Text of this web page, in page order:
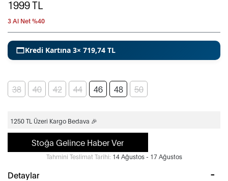
1999TL
3 Al Net %40
Kredi Kartına 3× 719,74 TL
38 40 42 44 46 48 50
1250 TL Üzeri Kargo Bedava 🎉
Stoğa Gelince Haber Ver
Tahmini Teslimat Tarihi: 14 Ağustos - 17 Ağustos
Detaylar